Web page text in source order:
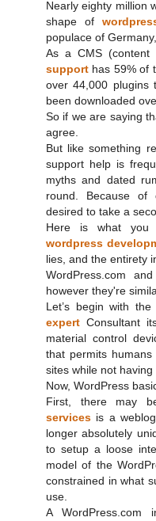
Nearly eighty million
shape of
populace of
As a CMS (content
support has 59% of
over 44,000 plugins
been downloaded
So if we are saying
agree.
But like something
support help is
myths and dated
round. Because
desired to take a
Here is what you
wordpress
lies, and the entirety
WordPress.com
however they're
Let’s begin with
expert Consultant
material control
that permits
sites while not
Now, WordPress
First, there may
services is a
longer absolutely
to setup a loose
model of the
constrained in what
use.
A WordPress.com